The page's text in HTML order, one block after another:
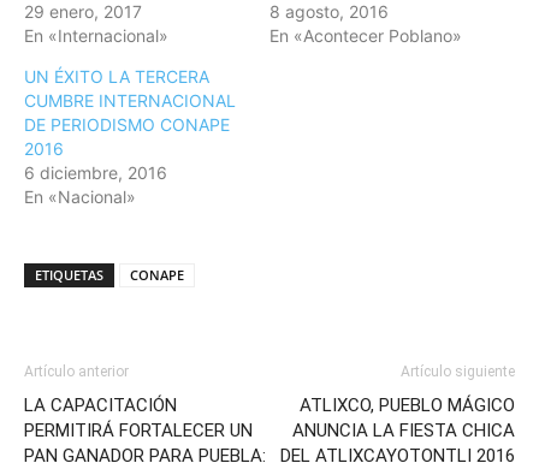
29 enero, 2017
En «Internacional»
8 agosto, 2016
En «Acontecer Poblano»
UN ÉXITO LA TERCERA
CUMBRE INTERNACIONAL
DE PERIODISMO CONAPE
2016
6 diciembre, 2016
En «Nacional»
ETIQUETAS CONAPE
Artículo anterior
LA CAPACITACIÓN
PERMITIRÁ FORTALECER UN
PAN GANADOR PARA PUEBLA:
Artículo siguiente
ATLIXCO, PUEBLO MÁGICO
ANUNCIA LA FIESTA CHICA
DEL ATLIXCAYOTONTLI 2016